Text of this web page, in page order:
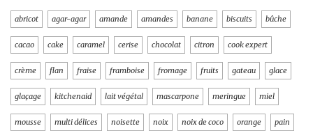
abricot agar-agar amande amandes banane biscuits bûche
cacao cake caramel cerise chocolat citron cook expert
crème flan fraise framboise fromage fruits gateau glace
glaçage kitchenaid lait végétal mascarpone meringue miel
mousse multi délices noisette noix noix de coco orange pain